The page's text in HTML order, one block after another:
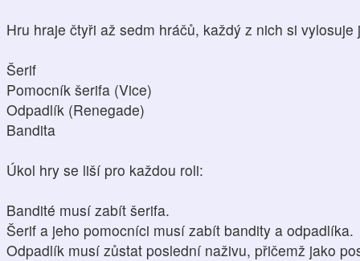
Hru hraje čtyři až sedm hráčů, každý z nich si
Šerif
Pomocník šerifa (Vice)
Odpadlík (Renegade)
Bandita
Úkol hry se liší pro každou roli:
Bandité musí zabít šerifa.
Šerif a jeho pomocníci musí zabít bandity a odpadlíka.
Odpadlík musí zůstat poslední naživu, přičemž jako